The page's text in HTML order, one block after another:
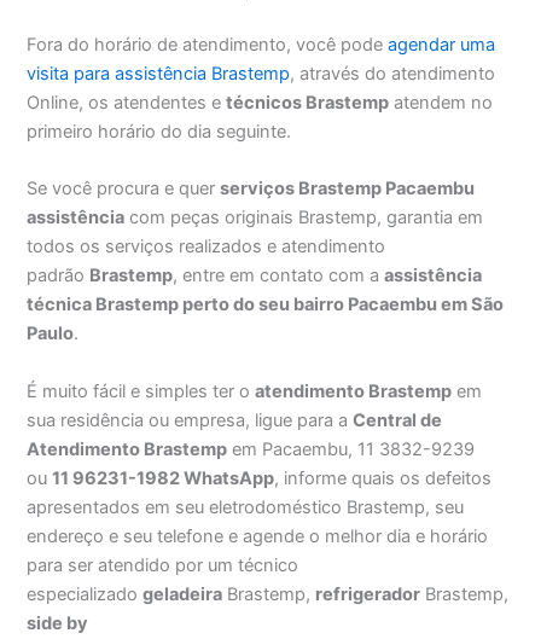
Fora do horário de atendimento, você podeagendar uma
visita para assistência Brastemp, através do atendimento
Online, os atendentes etécnicos Brastemp atendem no
primeiro horário do dia seguinte.
Se você procura e querserviços Brastemp Pacaembu
assistência com peças originais Brastemp, garantia em
todos os serviços realizados e atendimento
padrão Brastemp, entre em contato com aassistência
técnica Brastemp perto do seu bairro Pacaembu em São
Paulo.
É muito fácil e simples ter oatendimento Brastemp em
sua residência ou empresa, ligue para aCentral de
Atendimento Brastemp em Pacaembu, 11 3832-9239
ou11 96231-1982 WhatsApp, informe quais os defeitos
apresentados em seu eletrodoméstico Brastemp, seu
endereço e seu telefone e agende o melhor dia e horário
para ser atendido por um técnico
especializadogeladeira Brastemp, refrigerador Brastemp,
side by